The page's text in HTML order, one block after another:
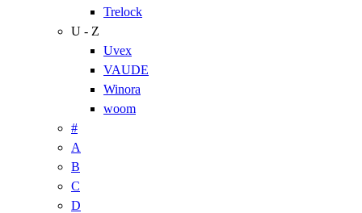
Trelock
U - Z
Uvex
VAUDE
Winora
woom
#
A
B
C
D